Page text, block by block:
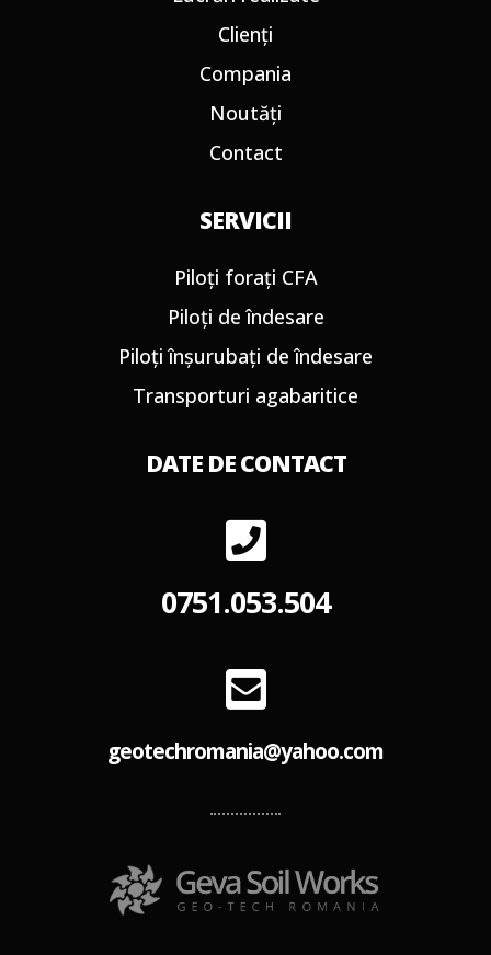
Clienți
Compania
Noutăți
Contact
SERVICII
Piloți forați CFA
Piloți de îndesare
Piloți înșurubați de îndesare
Transporturi agabaritice
DATE DE CONTACT
0751.053.504
geotechromania@yahoo.com